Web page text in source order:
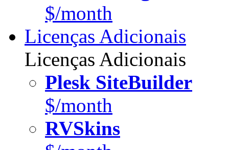
$/month
Licenças Adicionais
Licenças Adicionais
Plesk SiteBuilder
$/month
RVSkins